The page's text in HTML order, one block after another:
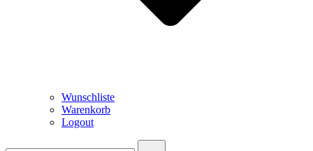
Wunschliste
Warenkorb
Logout